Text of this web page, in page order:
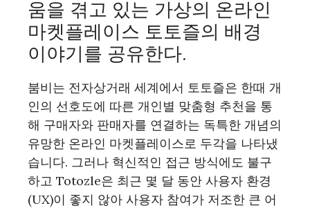
움을 겪고 있는 가상의 온라인
마켓플레이스 토토즐의 배경
이야기를 공유한다.
붐비는 전자상거래 세계에서 토토즐은 한때 개
인의 선호도에 따른 개인별 맞춤형 추천을 통
해 구매자와 판매자를 연결하는 독특한 개념의
유망한 온라인 마켓플레이스로 두각을 나타냈
습니다. 그러나 혁신적인 접근 방식에도 불구
하고 Totozle은 최근 몇 달 동안 사용자 환경
(UX)이 좋지 않아 사용자 참여가 저조한 큰 어